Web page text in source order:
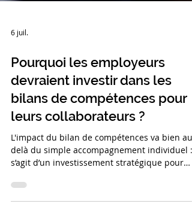
6 juil.
Pourquoi les employeurs
devraient investir dans les
bilans de compétences pour
leurs collaborateurs ?
delà du simple accompagnement individuel :
s’agit d’un investissement stratégique pour